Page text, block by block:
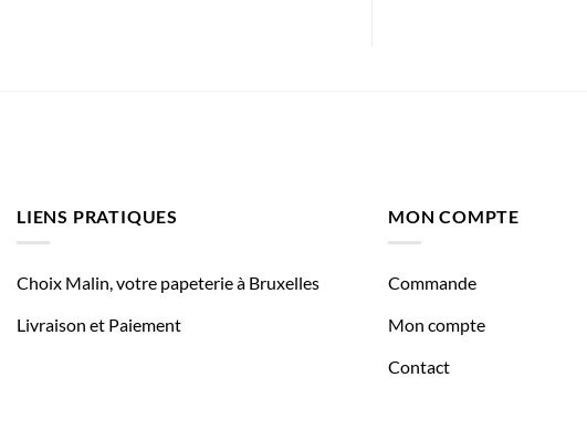
LIENS PRATIQUES
Choix Malin, votre papeterie à Bruxelles
Livraison et Paiement
MON COMPTE
Commande
Mon compte
Contact